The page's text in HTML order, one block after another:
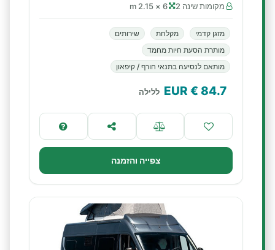
מקומות שינה 2 6 × 2.15 m
מזגן קדמי מקלחת
שירותים
מותרת הסעת חיות מחמד
מותאם לנסיעה בתנאי חורף / קיפאון
84.7
€ EUR ללילה
צפייה והזמנה